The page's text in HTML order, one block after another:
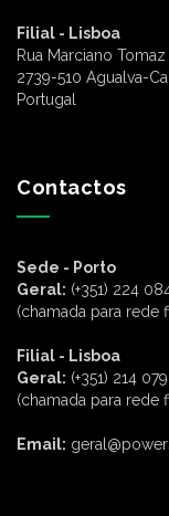
Filial - Lisboa
Rua Marciano
2739-510 Agualva-
Portugal
Contactos
Sede - Porto
Geral: (+351) 224
(chamada para rede
Filial - Lisboa
Geral: (+351) 214
(chamada para rede
Email: